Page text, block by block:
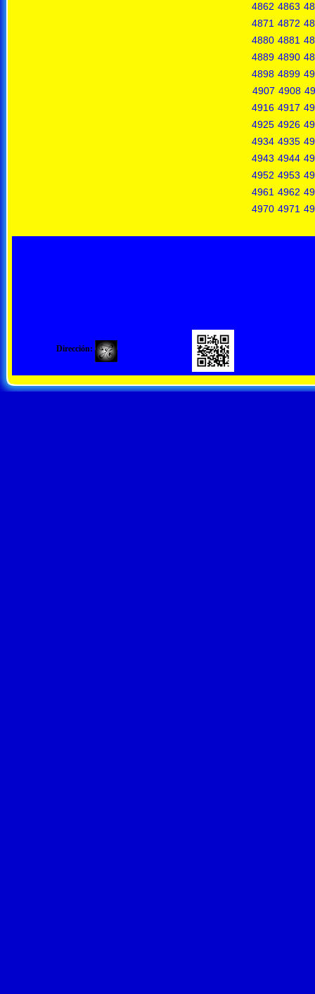
4862 4863
4871 4872
4880 4881
4889 4890
4898 4899
4907 4908
4916 4917
4925 4926
4934 4935
4943 4944
4952 4953
4961 4962
4970 4971
Dirección: